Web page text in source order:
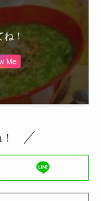
！
Me